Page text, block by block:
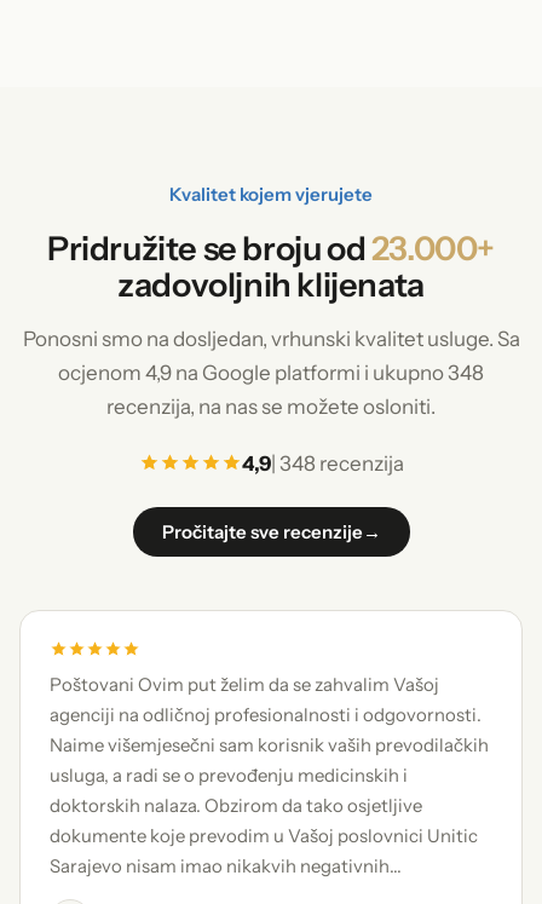
Poštovani Ovim put želim da se zahvalim Vašoj
agenciji na odličnoj profesionalnosti i odgovornosti.
Naime višemjesečni sam korisnik vaših prevodilačkih
usluga, a radi se o prevođenju medicinskih i
doktorskih nalaza. Obzirom da tako osjetljive
dokumente koje prevodim u Vašoj poslovnici Unitic
Sarajevo nisam imao nikakvih negativnih…
Kvalitet kojem vjerujete
Pridružite se broju od23.000+
zadovoljnih klijenata
Ponosni smo na dosljedan, vrhunski kvalitet usluge. Sa
ocjenom 4,9 na Google platformi i ukupno 348
recenzija, na nas se možete osloniti.
4,9| 348 recenzija
Pročitajte sve recenzije →